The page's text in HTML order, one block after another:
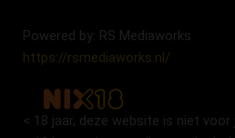
Powered by: RS Mediaworks
https://rsmediaworks.nl/
< 18 jaar, deze website is niet voor